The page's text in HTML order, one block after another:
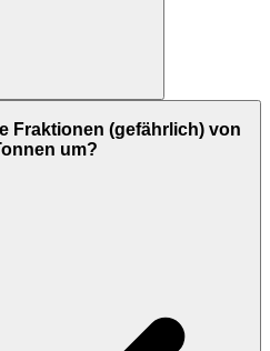
Fraktionen (gefährlich) von
um?